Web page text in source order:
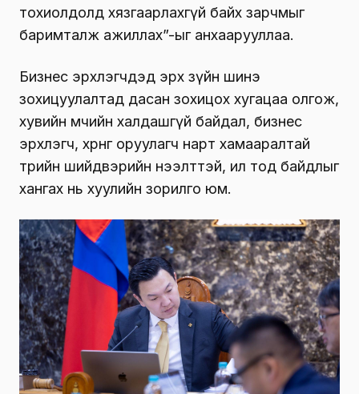
тохиолдолд хязгаарлахгүй байх зарчмыг
баримталж ажиллах”-ыг анхаарууллаа.
Бизнес эрхлэгчдэд эрх зүйн шинэ
зохицуулалтад дасан зохицох хугацаа олгож,
хувийн өмчийн халдашгүй байдал, бизнес
эрхлэгч, хөрөнгө оруулагч нарт хамааралтай
төрийн шийдвэрийн нээлттэй, ил тод байдлыг
хангах нь хуулийн зорилго юм.